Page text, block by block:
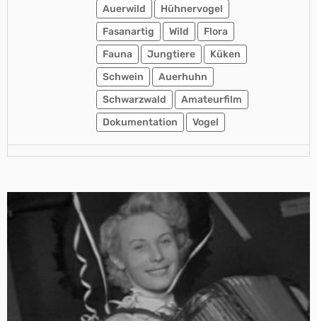
Auerwild
Hühnervogel
Fasanartig
Wild
Flora
Fauna
Jungtiere
Küken
Schwein
Auerhuhn
Schwarzwald
Amateurfilm
Dokumentation
Vogel